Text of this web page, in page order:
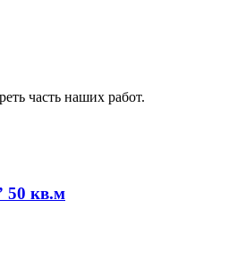
часть наших работ.
50 кв.м